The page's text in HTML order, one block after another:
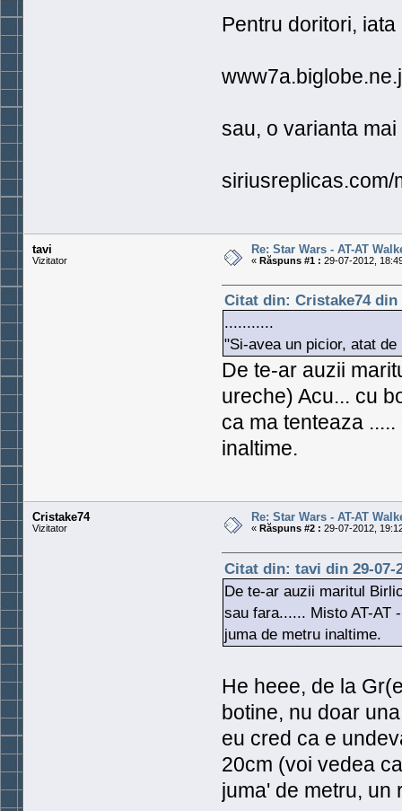
Pentru doritori,
sau, o varianta
siriusreplicas.com/
tavi
Vizitator
Re: Star Wars - AT-AT
« Răspuns #1 : 29-07-2012,
Citat din: Cristake74 din
...........
"Si-avea un picior, atat
De te-ar auzii
ureche) Acu... cu
ca ma tenteaza
inaltime.
Cristake74
Vizitator
Re: Star Wars - AT-AT
« Răspuns #2 : 29-07-2012,
Citat din: tavi din 29-07-
De te-ar auzii maritul
sau fara...... Misto AT-AT
juma de metru inaltime.
He heee, de la
botine, nu doar
eu cred ca e
20cm (voi vedea
juma' de metru, un